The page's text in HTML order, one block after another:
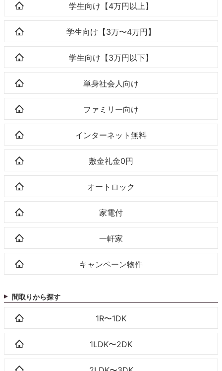
学生向け【4万円以上】
学生向け【3万〜4万円】
学生向け【3万円以下】
単身社会人向け
ファミリー向け
インターネット無料
敷金礼金0円
オートロック
家電付
一軒家
キャンペーン物件
間取りから探す
1R〜1DK
1LDK〜2DK